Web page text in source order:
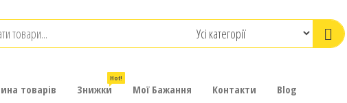
товарів Знижки
Hot!
Мої Бажання Контакти Blog